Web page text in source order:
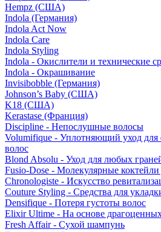
Hempz (США)
Indola (Германия)
Indola Act Now
Indola Care
Indola Styling
Indola - Окислители и технические
Indola - Окрашивание
Invisibobble (Германия)
Johnson’s Baby (США)
K18 (США)
Kerastase (Франция)
Discipline - Непослушные волосы
Volumifique - Уплотняющий уход для
волос
Blond Absolu - Уход для любых
Fusio-Dose - Молекулярные коктейли
Chronologiste - Искусство
Couture Styling - Средства для
Densifique - Потеря густоты волос
Elixir Ultime - На основе
Fresh Affair - Сухой шампунь